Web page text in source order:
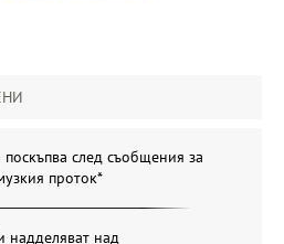
след съобщения за
проток*
надделяват над